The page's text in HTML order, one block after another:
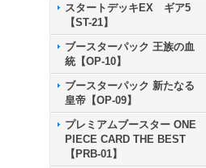
スタートデッキEX ギア5
【ST-21】
ブースターパック 王族の血
統【OP-10】
ブースターパック 新たなる
皇帝【OP-09】
プレミアムブースター ONE
PIECE CARD THE BEST
【PRB-01】